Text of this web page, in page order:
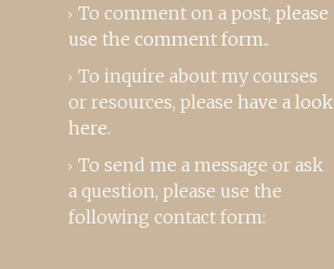
To comment on a post, please
use the comment form..
To inquire about my courses
or resources, please have a look
here.
To send me a message or ask
a question, please use the
following contact form: